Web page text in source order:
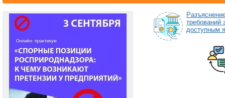
требований
доступным